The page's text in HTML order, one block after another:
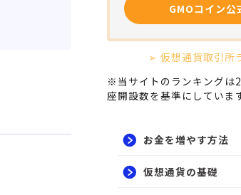
GMOコイン公
➢ 仮想通貨取引所
※当サイトのランキングは
座開設数を基準にしていま
お金を増やす方法
仮想通貨の基礎